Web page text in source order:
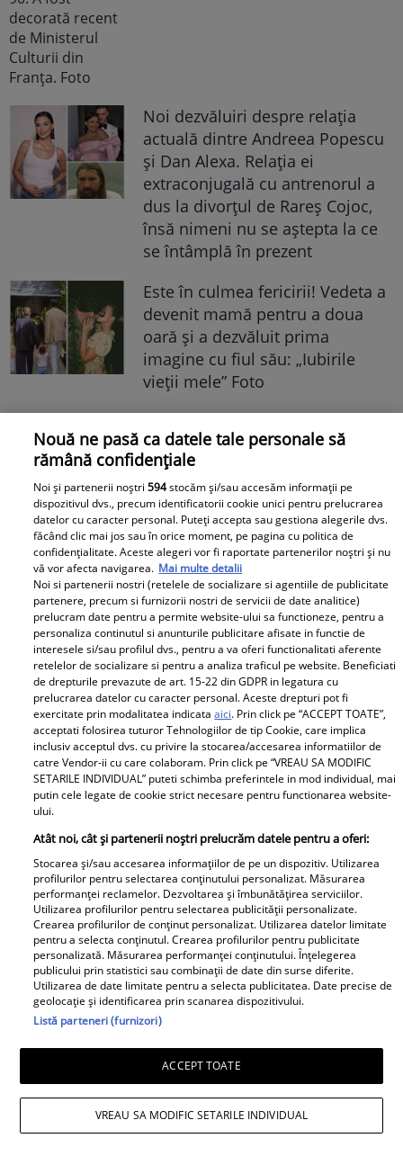
Noi dezvăluiri despre relația
actuală dintre Andreea Popescu
și Dan Alexa. Relația ei
extraconjugală cu antrenorul a
dus la divorțul de Rareș Cojoc,
însă nimeni nu se aștepta la ce
se întâmplă în prezent
Este în culmea fericirii! Vedeta a
devenit mamă pentru a doua
oară și a dezvăluit prima
imagine cu fiul său: „Iubirile
vieții mele” Foto
A1.ro
Poftiți pe la noi: Poftiți la
întrecere. Mirela Vaida și
Adriana Trandafir, în centrul
atenției după provocarea lui Nea
Mărin
Nouă ne pasă ca datele tale personale să
rămână confidențiale
Noi și partenerii noștri594stocăm și/sau accesăm informații pe
dispozitivul dvs., precum identificatorii cookie unici pentru prelucrarea
datelor cu caracter personal. Puteți accepta sau gestiona alegerile dvs.
făcând clic mai jos sau în orice moment, pe pagina cu politica de
confidențialitate. Aceste alegeri vor fi raportate partenerilor noștri și nu
vă vor afecta navigarea. Mai multe detalii
Noi si partenerii nostri (retelele de socializare si agentiile de publicitate
partenere, precum si furnizorii nostri de servicii de date analitice)
prelucram date pentru a permite website-ului sa functioneze, pentru a
personaliza continutul si anunturile publicitare afisate in functie de
interesele si/sau profilul dvs., pentru a va oferi functionalitati aferente
retelelor de socializare si pentru a analiza traficul pe website. Beneficiati
de drepturile prevazute de art. 15-22 din GDPR in legatura cu
prelucrarea datelor cu caracter personal. Aceste drepturi pot fi
exercitate prin modalitatea indicataaici. Prin click pe “ACCEPT TOATE”,
acceptati folosirea tuturor Tehnologiilor de tip Cookie, care implica
inclusiv acceptul dvs. cu privire la stocarea/accesarea informatiilor de
catre Vendor-ii cu care colaboram. Prin click pe “VREAU SA MODIFIC
SETARILE INDIVIDUAL” puteti schimba preferintele in mod individual, mai
putin cele legate de cookie strict necesare pentru functionarea website-
ului.
Atât noi, cât și partenerii noștri prelucrăm datele pentru a oferi:
Stocarea și/sau accesarea informațiilor de pe un dispozitiv. Utilizarea
profilurilor pentru selectarea conținutului personalizat. Măsurarea
performanței reclamelor. Dezvoltarea și îmbunătățirea serviciilor.
Utilizarea profilurilor pentru selectarea publicității personalizate.
Crearea profilurilor de conținut personalizat. Utilizarea datelor limitate
pentru a selecta conținutul. Crearea profilurilor pentru publicitate
personalizată. Măsurarea performanței conținutului. Înțelegerea
publicului prin statistici sau combinații de date din surse diferite.
Utilizarea de date limitate pentru a selecta publicitatea. Date precise de
geolocație și identificarea prin scanarea dispozitivului.
Listă parteneri (furnizori)
ACCEPT TOATE
VREAU SA MODIFIC SETARILE INDIVIDUAL